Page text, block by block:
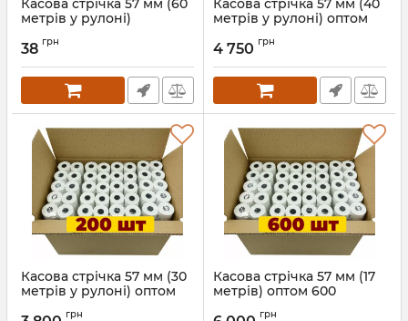
Касова стрічка 57 мм (60
метрів у рулоні)
38 грн
Касова стрічка 57 мм (40
метрів у рулоні) оптом
Артикул: 811
4 750 грн
Касова стрічка 57 мм (30
метрів у рулоні) оптом
грн
Касова стрічка 57 мм (17
метрів) оптом 600
грн